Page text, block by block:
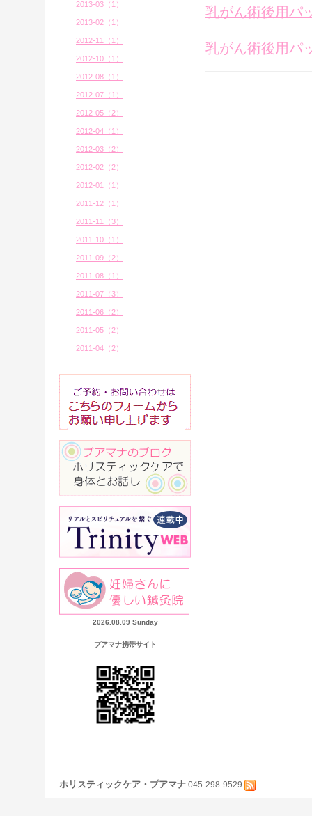
乳がん術後用パ
乳がん術後用パ
2013-03（1）
2013-02（1）
2012-11（1）
2012-10（1）
2012-08（1）
2012-07（1）
2012-05（2）
2012-04（1）
2012-03（2）
2012-02（2）
2012-01（1）
2011-12（1）
2011-11（3）
2011-10（1）
2011-09（2）
2011-08（1）
2011-07（3）
2011-06（2）
2011-05（2）
2011-04（2）
2026.08.09 Sunday
プアマナ携帯サイト
ホリスティックケア・プアマナ 045-298-9529